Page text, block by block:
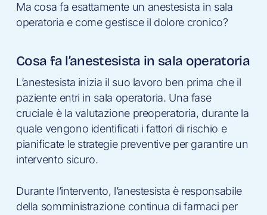
Ma cosa fa esattamente un anestesista in sala
operatoria e come gestisce il dolore cronico?
Cosa fa l’anestesista in sala operatoria
L’anestesista inizia il suo lavoro ben prima che il
paziente entri in sala operatoria. Una fase
cruciale è la valutazione preoperatoria, durante la
quale vengono identificati i fattori di rischio e
pianificate le strategie preventive per garantire un
intervento sicuro.
Durante l’intervento, l’anestesista è responsabile
della somministrazione continua di farmaci per